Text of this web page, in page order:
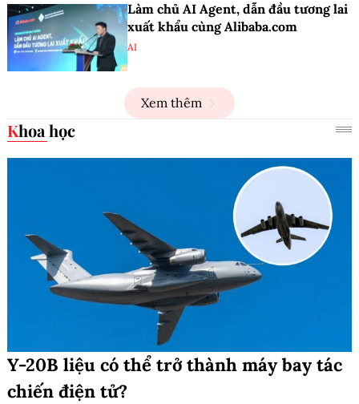
Làm chủ AI Agent, dẫn đầu tương lai
xuất khẩu cùng Alibaba.com
AI
Xem thêm
Khoa học
Y-20B liệu có thể trở thành máy bay tác
chiến điện tử?